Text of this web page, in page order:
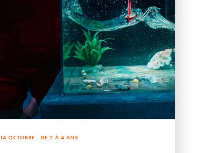
14 OCTOBRE - DE 2 À 4 ANS